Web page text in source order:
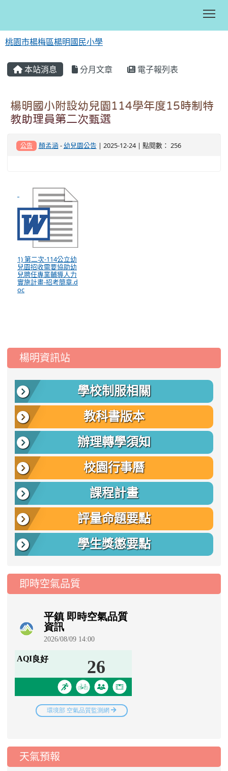
桃園市楊梅區楊明國民小學
本站消息 分月文章 電子報列表
楊明國小附設幼兒園114學年度15時制特
教助理員第二次甄選
公告 顏孟涵 -幼兒園公告 | 2025-12-24 | 點閱數： 256
1) 第二次-114公立幼
兒園招收需要協助幼
兒聘任專業輔導人力
實施計畫-招考簡章.d
oc
::: 楊明資訊站
學校制服相關
教科書版本
辦理轉學須知
校園行事曆
課程計畫
評量命題要點
學生獎懲要點
即時空氣品質
天氣預報